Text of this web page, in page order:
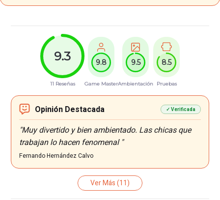
9.3
11 Reseñas
9.8
Game Master
9.5
Ambientación
8.5
Pruebas
Opinión Destacada ✓ Verificada
"Muy divertido y bien ambientado. Las chicas que
trabajan lo hacen fenomenal "
Fernando Hernández Calvo
Ver Más(11)